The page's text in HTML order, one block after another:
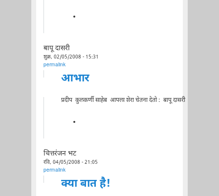
बापू दासरी
शुक्र, 02/05/2008 - 15:31
permalink
आभार
प्रदीप कुलकर्णी साहेब आपला शेरा चेतना देतो : बापू दासरी
चित्तरंजन भट
रवि, 04/05/2008 - 21:05
permalink
क्या बात है!